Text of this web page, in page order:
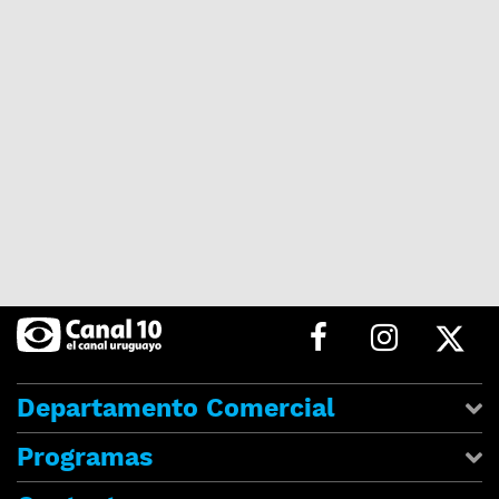
Departamento Comercial
Programas